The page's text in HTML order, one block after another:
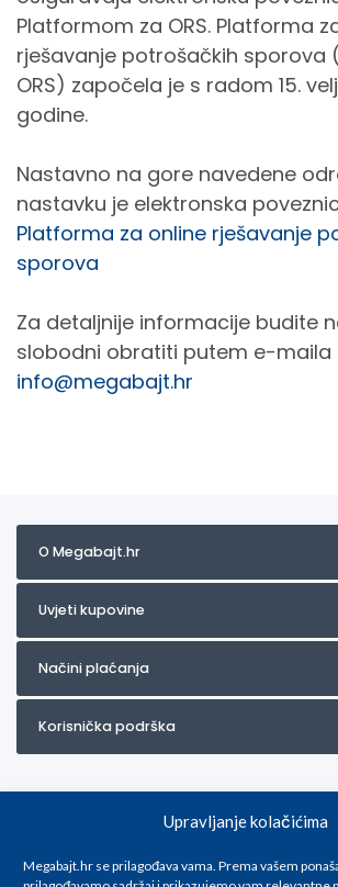
Upravljanje kolačićima
Megabajt.hr se prilagođava vama. Prema vašem
Platformom za ORS. Platforma
rješavanje potrošačkih sporova
ORS) započela je s radom 15.
godine.
Nastavno na gore navedene
nastavku je elektronska
Platforma za online rješavanje
sporova
Za detaljnije informacije budite
slobodni obratiti putem e-maila
info@megabajt.hr
O Megabajt.hr
Uvjeti kupovine
Načini plaćanja
Korisnička podrška